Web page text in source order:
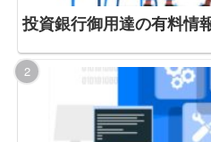
投資銀行御用達の有料情